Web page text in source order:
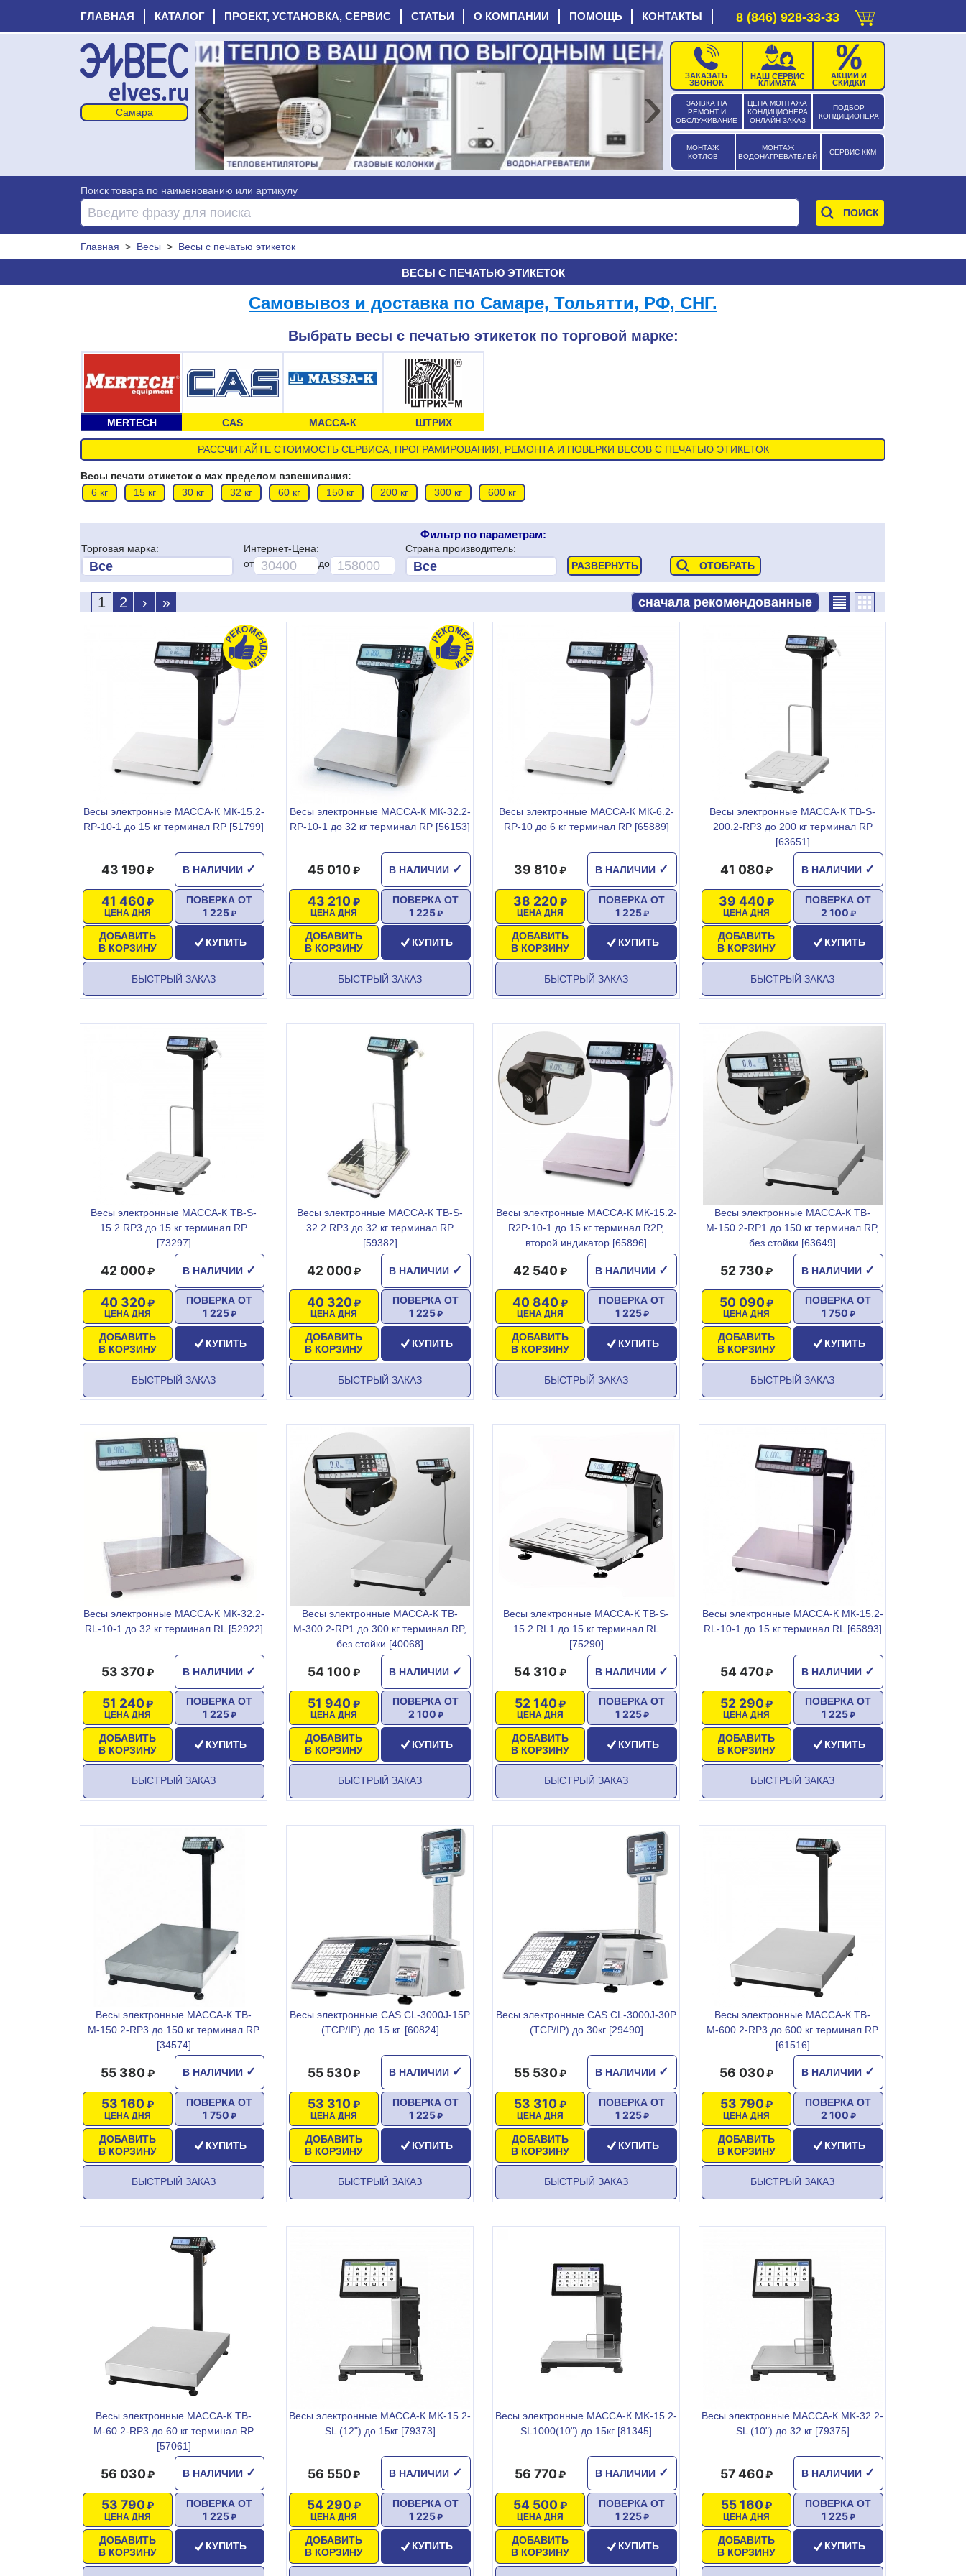
ГЛАВНАЯ КАТАЛОГ ПРОЕКТ, УСТАНОВКА, СЕРВИС СТАТЬИ О КОМПАНИИ ПОМОЩЬ КОНТАКТЫ 8 (846) 928-33-33
ЗАЯВКА НА
РЕМОНТ И
ОБСЛУЖИВАНИЕ
ЦЕНА МОНТАЖА
КОНДИЦИОНЕРА
ОНЛАЙН ЗАКАЗ
ПОДБОР
КОНДИЦИОНЕРА
МОНТАЖ
КОТЛОВ
МОНТАЖ
ВОДОНАГРЕВАТЕЛЕЙ
СЕРВИС ККМ
ЗАКАЗАТЬ
ЗВОНОК
НАШ СЕРВИС
КЛИМАТА
АКЦИИ И
СКИДКИ
‹ ›
Поиск товара по наименованию или артикулу
Главная > Весы > Весы с печатью этикеток
ВЕСЫ С ПЕЧАТЬЮ ЭТИКЕТОК
Самовывоз и доставка по Самаре, Тольятти, РФ, СНГ.
Выбрать весы с печатью этикеток по торговой марке:
MERTECH CAS МАССА-К ШТРИХ
РАССЧИТАЙТЕ СТОИМОСТЬ СЕРВИСА, ПРОГРАМИРОВАНИЯ, РЕМОНТА И ПОВЕРКИ ВЕСОВ С ПЕЧАТЬЮ ЭТИКЕТОК
Весы печати этикеток с мах пределом взвешивания:
6 кг
15 кг 30 кг 32 кг 60 кг 150 кг 200 кг 300 кг 600 кг
Фильтр по параметрам:
Торговая марка:
Интернет-Цена:
от
до
Страна производитель:
1 2 › »
Весы электронные МАССА-К МК-15.2-
RP-10-1 до 15 кг терминал RP [51799]
В НАЛИЧИИ ✓
43 190
ЦЕНА ДНЯ
41 460
ДОБАВИТЬ
В КОРЗИНУ
ПОВЕРКА ОТ
1 225
КУПИТЬ
БЫСТРЫЙ ЗАКАЗ
Весы электронные МАССА-К МК-32.2-
RP-10-1 до 32 кг терминал RP [56153]
В НАЛИЧИИ ✓
45 010
ЦЕНА ДНЯ
43 210
ДОБАВИТЬ
В КОРЗИНУ
ПОВЕРКА ОТ
1 225
КУПИТЬ
БЫСТРЫЙ ЗАКАЗ
Весы электронные МАССА-К МК-6.2-
RP-10 до 6 кг терминал RP [65889]
В НАЛИЧИИ ✓
39 810
ЦЕНА ДНЯ
38 220
ДОБАВИТЬ
В КОРЗИНУ
ПОВЕРКА ОТ
1 225
КУПИТЬ
БЫСТРЫЙ ЗАКАЗ
Весы электронные МАССА-К ТВ-S-
200.2-RР3 до 200 кг терминал RP
[63651]
В НАЛИЧИИ ✓
41 080
ЦЕНА ДНЯ
39 440
ДОБАВИТЬ
В КОРЗИНУ
ПОВЕРКА ОТ
2 100
КУПИТЬ
БЫСТРЫЙ ЗАКАЗ
Весы электронные МАССА-К ТВ-S-
15.2 RР3 до 15 кг терминал RР
[73297]
В НАЛИЧИИ ✓
42 000
ЦЕНА ДНЯ
40 320
ДОБАВИТЬ
В КОРЗИНУ
ПОВЕРКА ОТ
1 225
КУПИТЬ
БЫСТРЫЙ ЗАКАЗ
Весы электронные МАССА-К ТВ-S-
32.2 RР3 до 32 кг терминал RР
[59382]
В НАЛИЧИИ ✓
42 000
ЦЕНА ДНЯ
40 320
ДОБАВИТЬ
В КОРЗИНУ
ПОВЕРКА ОТ
1 225
КУПИТЬ
БЫСТРЫЙ ЗАКАЗ
Весы электронные МАССА-К МК-15.2-
R2P-10-1 до 15 кг терминал R2P,
второй индикатор [65896]
В НАЛИЧИИ ✓
42 540
ЦЕНА ДНЯ
40 840
ДОБАВИТЬ
В КОРЗИНУ
ПОВЕРКА ОТ
1 225
КУПИТЬ
БЫСТРЫЙ ЗАКАЗ
Весы электронные МАССА-К ТВ-
М-150.2-RР1 до 150 кг терминал RP,
без стойки [63649]
В НАЛИЧИИ ✓
52 730
ЦЕНА ДНЯ
50 090
ДОБАВИТЬ
В КОРЗИНУ
ПОВЕРКА ОТ
1 750
КУПИТЬ
БЫСТРЫЙ ЗАКАЗ
Весы электронные МАССА-К МК-32.2-
RL-10-1 до 32 кг терминал RL [52922]
В НАЛИЧИИ ✓
53 370
ЦЕНА ДНЯ
51 240
ДОБАВИТЬ
В КОРЗИНУ
ПОВЕРКА ОТ
1 225
КУПИТЬ
БЫСТРЫЙ ЗАКАЗ
Весы электронные МАССА-К ТВ-
М-300.2-RР1 до 300 кг терминал RP,
без стойки [40068]
В НАЛИЧИИ ✓
54 100
ЦЕНА ДНЯ
51 940
ДОБАВИТЬ
В КОРЗИНУ
ПОВЕРКА ОТ
2 100
КУПИТЬ
БЫСТРЫЙ ЗАКАЗ
Весы электронные МАССА-К ТВ-S-
15.2 RL1 до 15 кг терминал RL
[75290]
В НАЛИЧИИ ✓
54 310
ЦЕНА ДНЯ
52 140
ДОБАВИТЬ
В КОРЗИНУ
ПОВЕРКА ОТ
1 225
КУПИТЬ
БЫСТРЫЙ ЗАКАЗ
Весы электронные МАССА-К МК-15.2-
RL-10-1 до 15 кг терминал RL [65893]
В НАЛИЧИИ ✓
54 470
ЦЕНА ДНЯ
52 290
ДОБАВИТЬ
В КОРЗИНУ
ПОВЕРКА ОТ
1 225
КУПИТЬ
БЫСТРЫЙ ЗАКАЗ
Весы электронные МАССА-К ТВ-
М-150.2-RР3 до 150 кг терминал RP
[34574]
В НАЛИЧИИ ✓
55 380
ЦЕНА ДНЯ
53 160
ДОБАВИТЬ
В КОРЗИНУ
ПОВЕРКА ОТ
1 750
КУПИТЬ
БЫСТРЫЙ ЗАКАЗ
Весы электронные CAS CL-3000J-15P
(TCP/IP) до 15 кг. [60824]
В НАЛИЧИИ ✓
55 530
ЦЕНА ДНЯ
53 310
ДОБАВИТЬ
В КОРЗИНУ
ПОВЕРКА ОТ
1 225
КУПИТЬ
БЫСТРЫЙ ЗАКАЗ
Весы электронные CAS CL-3000J-30P
(TCP/IP) до 30кг [29490]
В НАЛИЧИИ ✓
55 530
ЦЕНА ДНЯ
53 310
ДОБАВИТЬ
В КОРЗИНУ
ПОВЕРКА ОТ
1 225
КУПИТЬ
БЫСТРЫЙ ЗАКАЗ
Весы электронные МАССА-К ТВ-
М-600.2-RР3 до 600 кг терминал RP
[61516]
В НАЛИЧИИ ✓
56 030
ЦЕНА ДНЯ
53 790
ДОБАВИТЬ
В КОРЗИНУ
ПОВЕРКА ОТ
2 100
КУПИТЬ
БЫСТРЫЙ ЗАКАЗ
Весы электронные МАССА-К ТВ-
М-60.2-RР3 до 60 кг терминал RP
[57061]
В НАЛИЧИИ ✓
56 030
ЦЕНА ДНЯ
53 790
ДОБАВИТЬ
В КОРЗИНУ
ПОВЕРКА ОТ
1 225
КУПИТЬ
Весы электронные МАССА-К MK-15.2-
SL (12") до 15кг [79373]
В НАЛИЧИИ ✓
56 550
ЦЕНА ДНЯ
54 290
ДОБАВИТЬ
В КОРЗИНУ
ПОВЕРКА ОТ
1 225
КУПИТЬ
Весы электронные МАССА-К MK-15.2-
SL1000(10") до 15кг [81345]
В НАЛИЧИИ ✓
56 770
ЦЕНА ДНЯ
54 500
ДОБАВИТЬ
В КОРЗИНУ
ПОВЕРКА ОТ
1 225
КУПИТЬ
Весы электронные МАССА-К MK-32.2-
SL (10") до 32 кг [79375]
В НАЛИЧИИ ✓
57 460
ЦЕНА ДНЯ
55 160
ДОБАВИТЬ
В КОРЗИНУ
ПОВЕРКА ОТ
1 225
КУПИТЬ